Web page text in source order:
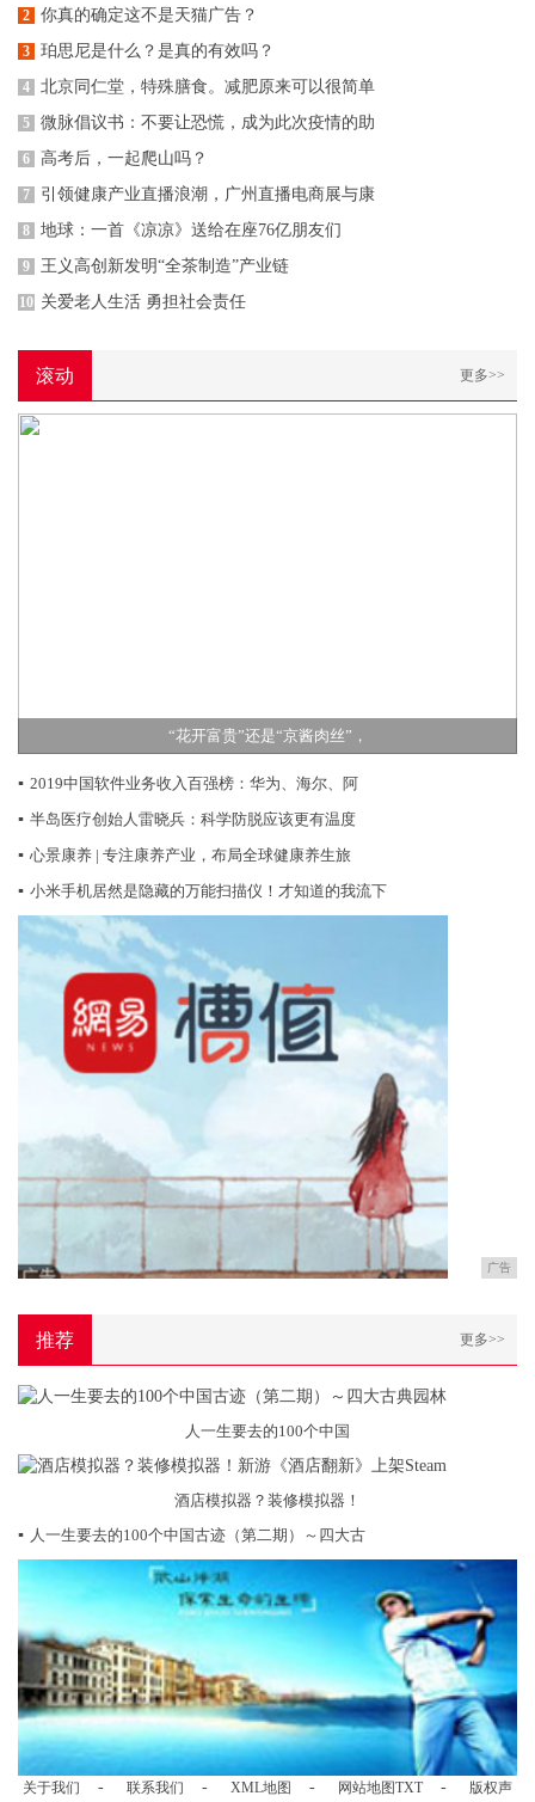
2 你真的确定这不是天猫广告？
3 珀思尼是什么？是真的有效吗？
4 北京同仁堂，特殊膳食。减肥原来可以很简单
5 微脉倡议书：不要让恐慌，成为此次疫情的助
6 高考后，一起爬山吗？
7 引领健康产业直播浪潮，广州直播电商展与康
8 地球：一首《凉凉》送给在座76亿朋友们
9 王义高创新发明“全茶制造”产业链
10 关爱老人生活 勇担社会责任
滚动 更多>>
“花开富贵”还是“京酱肉丝”，
▪ 2019中国软件业务收入百强榜：华为、海尔、阿
▪ 半岛医疗创始人雷晓兵：科学防脱应该更有温度
▪ 心景康养 | 专注康养产业，布局全球健康养生旅
▪ 小米手机居然是隐藏的万能扫描仪！才知道的我流下
广告
推荐 更多>>
人一生要去的100个中国
酒店模拟器？装修模拟器！
▪ 人一生要去的100个中国古迹（第二期）～四大古
关于我们 - 联系我们 - XML地图 - 网站地图TXT - 版权声